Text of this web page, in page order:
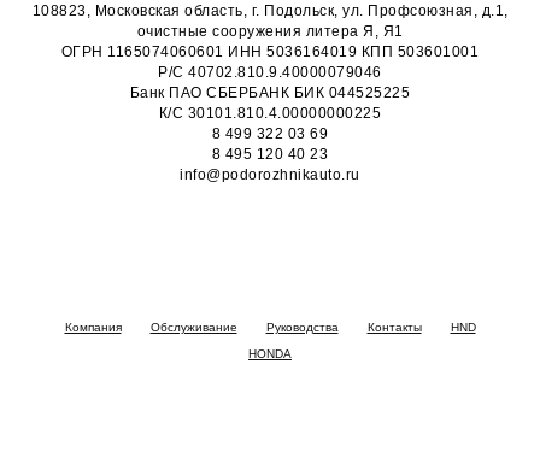
108823, Московская область, г. Подольск, ул. Профсоюзная, д.1,
очистные сооружения литера Я, Я1
ОГРН 1165074060601 ИНН 5036164019 КПП 503601001
Р/С 40702.810.9.40000079046
Банк ПАО СБЕРБАНК БИК 044525225
К/С 30101.810.4.00000000225
8 499 322 03 69
8 495 120 40 23
info@podorozhnikauto.ru
Компания Обслуживание Руководства Контакты
HND
HONDA